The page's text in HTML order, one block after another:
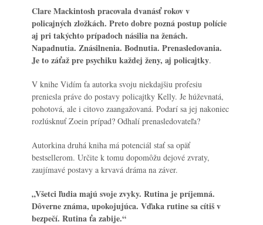
Clare Mackintoshpracovala dvanásť rokov v
policajných zložkách. Preto dobre pozná postup polície
aj pri takýchto prípadoch násilia na ženách.
Napadnutia. Znásilnenia. Bodnutia. Prenasledovania.
Je to záťaž pre psychiku každej ženy, aj policajtky.
V knihe Vidím ťa autorka svoju niekdajšiu profesiu
preniesla práve do postavy policajtky Kelly. Je húževnatá,
pohotová, ale i citovo zaangažovaná. Podarí sa jej nakoniec
rozlúsknuť Zoein prípad? Odhalí prenasledovateľa?
Autorkina druhá kniha má potenciál stať sa opäť
bestsellerom. Určite k tomu dopomôžu dejové zvraty,
zaujímavé postavy a krvavá dráma na záver.
„Všetci ľudia majú svoje zvyky. Rutina je príjemná.
Dôverne známa, upokojujúca. Vďaka rutine sa cítiš v
bezpečí. Rutina ťa zabije.“